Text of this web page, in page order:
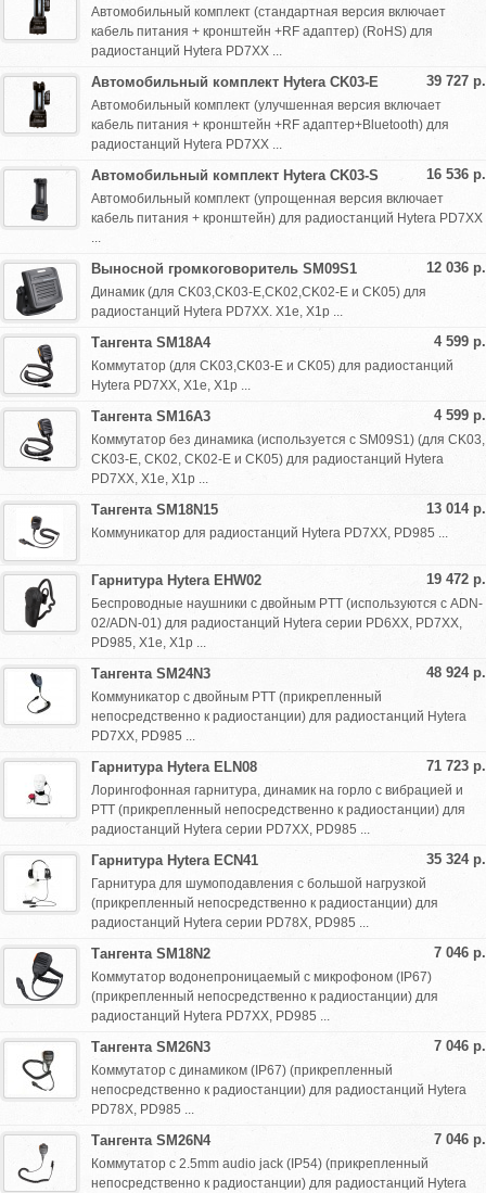
Автомобильный комплект (стандартная версия включает
кабель питания + кронштейн +RF адаптер) (RoHS) для
радиостанций Hytera PD7XX ...
39 727 р.
Автомобильный комплект Hytera CK03-E
Автомобильный комплект (улучшенная версия включает
кабель питания + кронштейн +RF адаптер+Bluetooth) для
радиостанций Hytera PD7XX ...
16 536 р.
Автомобильный комплект Hytera CK03-S
Автомобильный комплект (упрощенная версия включает
кабель питания + кронштейн) для радиостанций Hytera PD7XX
...
12 036 р.
Выносной громкоговоритель SM09S1
Динамик (для CK03,CK03-E,CK02,CK02-E и CK05) для
радиостанций Hytera PD7XX. X1e, X1p ...
4 599 р.
Тангента SM18A4
Коммутатор (для CK03,CK03-E и CK05) для радиостанций
Hytera PD7XX, X1e, X1p ...
4 599 р.
Тангента SM16A3
Коммутатор без динамика (используется с SM09S1) (для CK03,
CK03-E, CK02, CK02-E и CK05) для радиостанций Hytera
PD7XX, X1e, X1p ...
13 014 р.
Тангента SM18N15
Коммуникатор для радиостанций Hytera PD7XX, PD985 ...
19 472 р.
Гарнитура Hytera EHW02
Беспроводные наушники с двойным PTT (используются с ADN-
02/ADN-01) для радиостанций Hytera серии PD6XX, PD7XX,
PD985, X1e, X1p ...
48 924 р.
Тангента SM24N3
Коммуникатор с двойным PTT (прикрепленный
непосредственно к радиостанции) для радиостанций Hytera
PD7XX, PD985 ...
71 723 р.
Гарнитура Hytera ELN08
Лорингофонная гарнитура, динамик на горло с вибрацией и
PTT (прикрепленный непосредственно к радиостанции) для
радиостанций Hytera серии PD7XX, PD985 ...
35 324 р.
Гарнитура Hytera ECN41
Гарнитура для шумоподавления с большой нагрузкой
(прикрепленный непосредственно к радиостанции) для
радиостанций Hytera серии PD78X, PD985 ...
7 046 р.
Тангента SM18N2
Коммутатор водонепроницаемый с микрофоном (IP67)
(прикрепленный непосредственно к радиостанции) для
радиостанций Hytera PD7XX, PD985 ...
7 046 р.
Тангента SM26N3
Коммутатор с динамиком (IP67) (прикрепленный
непосредственно к радиостанции) для радиостанций Hytera
PD78X, PD985 ...
7 046 р.
Тангента SM26N4
Коммутатор с 2.5mm audio jack (IP54) (прикрепленный
непосредственно к радиостанции) для радиостанций Hytera